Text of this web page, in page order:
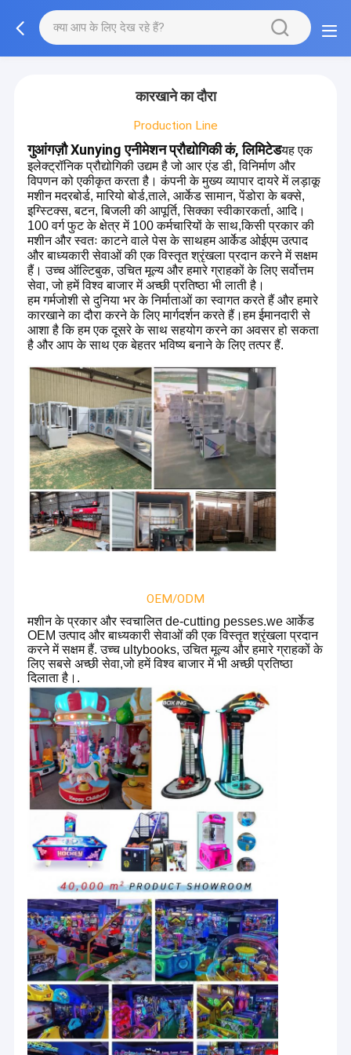
कारखाने का दौरा
Production Line
गुआंगज़ौ Xunying एनीमेशन प्रौद्योगिकी कं, लिमिटेडयह एक
इलेक्ट्रॉनिक प्रौद्योगिकी उद्यम है जो आर एंड डी, विनिर्माण और
विपणन को एकीकृत करता है। कंपनी के मुख्य व्यापार दायरे में लड़ाकू
मशीन मदरबोर्ड, मारियो बोर्ड,ताले, आर्केड सामान, पेंडोरा के बक्से,
इग्स्टिक्स, बटन, बिजली की आपूर्ति, सिक्का स्वीकारकर्ता, आदि।
100 वर्ग फुट के क्षेत्र में 100 कर्मचारियों के साथ,किसी प्रकार की
मशीन और स्वतः काटने वाले पेस के साथहम आर्केड ओईएम उत्पाद
और बाध्यकारी सेवाओं की एक विस्तृत श्रृंखला प्रदान करने में सक्षम
हैं। उच्च ऑल्टिबुक, उचित मूल्य और हमारे ग्राहकों के लिए सर्वोत्तम
सेवा, जो हमें विश्व बाजार में अच्छी प्रतिष्ठा भी लाती है।
हम गर्मजोशी से दुनिया भर के निर्माताओं का स्वागत करते हैं और हमारे
कारखाने का दौरा करने के लिए मार्गदर्शन करते हैं।हम ईमानदारी से
आशा है कि हम एक दूसरे के साथ सहयोग करने का अवसर हो सकता
है और आप के साथ एक बेहतर भविष्य बनाने के लिए तत्पर हैं.
OEM/ODM
मशीन के प्रकार और स्वचालित de-cutting pesses.we आर्केड
OEM उत्पाद और बाध्यकारी सेवाओं की एक विस्तृत श्रृंखला प्रदान
करने में सक्षम हैं. उच्च ultybooks, उचित मूल्य और हमारे ग्राहकों के
लिए सबसे अच्छी सेवा,जो हमें विश्व बाजार में भी अच्छी प्रतिष्ठा
दिलाता है।.